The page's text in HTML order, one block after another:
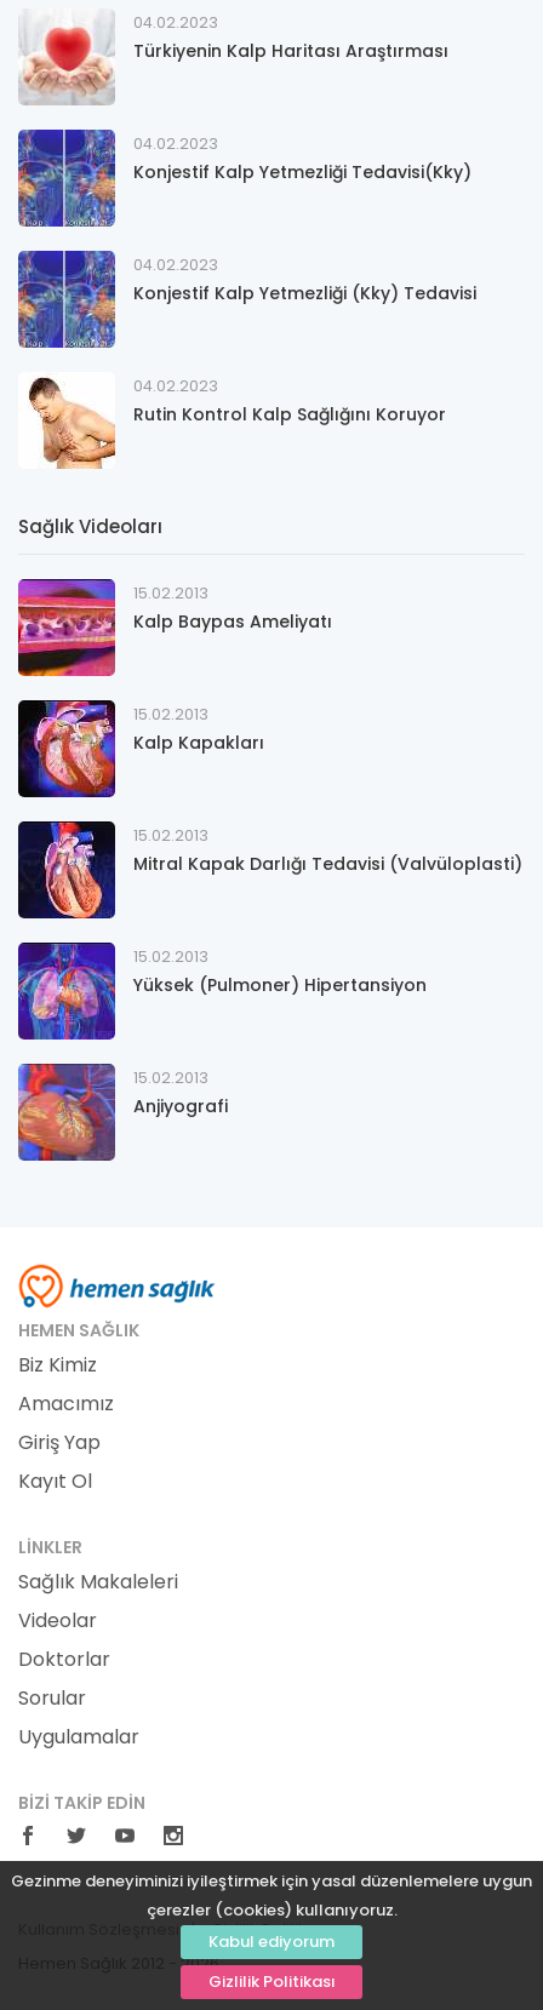
Gezinme deneyiminizi iyileştirmek için yasal düzenlemelere uygun
çerezler (cookies) kullanıyoruz.
Kabul ediyorum
Gizlilik Politikası
04.02.2023
Türkiyenin Kalp Haritası Araştırması
04.02.2023
Konjestif Kalp Yetmezliği Tedavisi(Kky)
04.02.2023
Konjestif Kalp Yetmezliği (Kky) Tedavisi
04.02.2023
Rutin Kontrol Kalp Sağlığını Koruyor
Sağlık Videoları
15.02.2013
Kalp Baypas Ameliyatı
15.02.2013
Kalp Kapakları
15.02.2013
Mitral Kapak Darlığı Tedavisi (Valvüloplasti)
15.02.2013
Yüksek (Pulmoner) Hipertansiyon
15.02.2013
Anjiyografi
HEMEN SAĞLIK
Biz Kimiz
Amacımız
Giriş Yap
Kayıt Ol
LINKLER
Sağlık Makaleleri
Videolar
Doktorlar
Sorular
Uygulamalar
BIZI TAKIP EDIN
Gizlilik Politikası
Hemen Sağlık 2012 - 2026